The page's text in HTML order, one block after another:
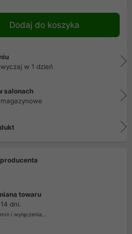
Dodaj do koszyka
w 1 dzień
salonach
towaru
dni.
i wyłączenia...